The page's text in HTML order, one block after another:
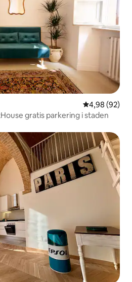
4,98 av 5 i
4,98 (92)
gratis parkering i staden